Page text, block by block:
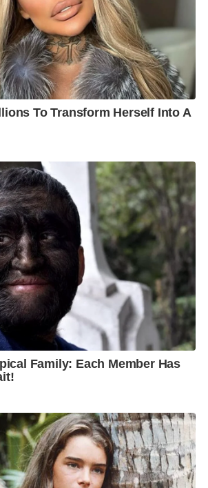
รมการเขียนข้อความถึงตัวเองหรือถึง
วามรู้สึกดีๆ ในช่วงเวลานั้น และ
Self-Love การอยู่กับตัวเองและสิ่งที่
จ อบอุ่น และสบายใจในทุกวัน
รศการ ฮาตาริยังนำเสนอแนวคิดด้าน
เดียของการรีไซเคิลพัดลมและการนำ
งคุณค่าใหม่ สะท้อนความมุ่งมั่นในการ
ารดูแลความรู้สึกของคน ควบคู่ไปกับ
องผลิตภัณฑ์เพื่อโลกของเราในอนาคต
ตระกูล ผู้ช่วยกรรมการผู้จัดการ
ะพัฒนา บริษัท ฮาตาริ อิเลคทริค
แต่ละปีมีการนำเสนอนิทรรศการของ
ต่างกันไป แต่แมสเสจหลักในการนำ
วามตั้งใจของฮาตาริเหมือนเดิม คือ
ควรคำนึงถึงแค่ฟังก์ชันหรือ